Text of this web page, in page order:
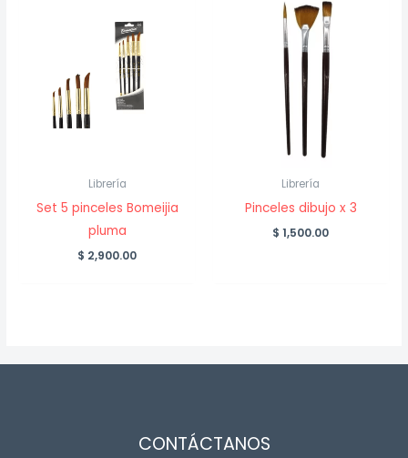
Librería
Set 5 pinceles Bomeijia
pluma
$ 2,900.00
Librería
Pinceles dibujo x 3
$ 1,500.00
CONTÁCTANOS